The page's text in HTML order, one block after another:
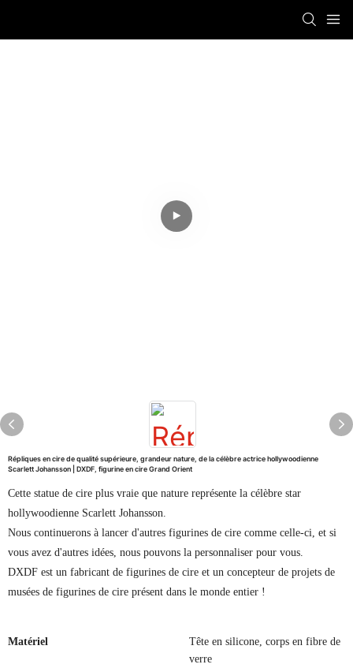
Répliques en cire de qualité supérieure, grandeur nature, de la célèbre actrice hollywoodienne
Scarlett Johansson | DXDF, figurine en cire Grand Orient
Cette statue de cire plus vraie que nature représente la célèbre star
hollywoodienne Scarlett Johansson.
Nous continuerons à lancer d'autres figurines de cire comme celle-ci, et si
vous avez d'autres idées, nous pouvons la personnaliser pour vous.
DXDF est un fabricant de figurines de cire et un concepteur de projets de
musées de figurines de cire présent dans le monde entier !
Matériel
Tête en silicone, corps en fibre de
verre